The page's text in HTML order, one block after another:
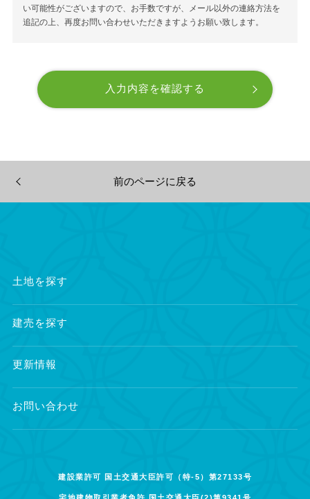
い可能性がございますので、お手数ですが、メール以外の連絡方法を
追記の上、再度お問い合わせいただきますようお願い致します。
前のページに戻る
土地を探す
建売を探す
更新情報
お問い合わせ
建設業許可 国土交通大臣許可（特-5）第27133号
宅地建物取引業者免許 国土交通大臣(2)第9341号